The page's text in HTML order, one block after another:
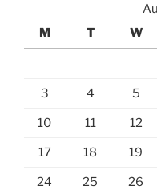
M
T W
3 4 5
10 11 12
17 18 19
24 25 26